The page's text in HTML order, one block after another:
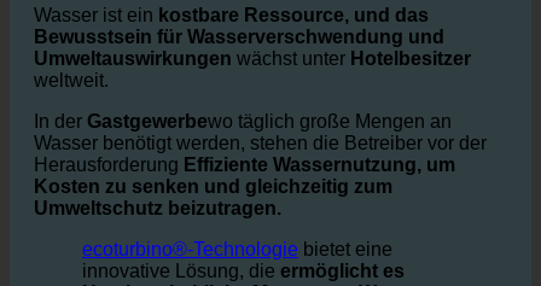
Wasser ist einkostbare Ressource, und das
Bewusstsein für Wasserverschwendung und
Umweltauswirkungen
In derGastgewerbewo täglich große Mengen an
Wasser benötigt werden, stehen die Betreiber vor der
HerausforderungEffiziente Wassernutzung, um
Kosten zu senken und gleichzeitig zum
ecoturbino®-Technologiebietet eine